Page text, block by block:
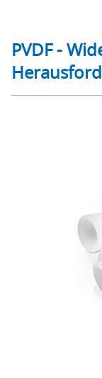
PVDF -